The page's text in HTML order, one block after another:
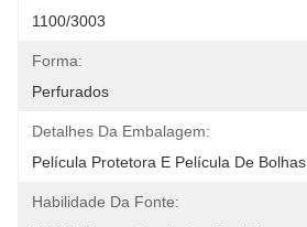
1100/3003
Forma:
Perfurados
Detalhes Da Embalagem:
Película Protetora E Película De Bolhas
Habilidade Da Fonte: